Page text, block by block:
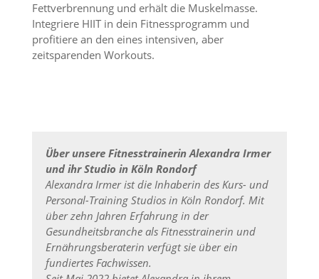
Fettverbrennung und erhält die Muskelmasse.
Integriere HIIT in dein Fitnessprogramm und
profitiere an den eines intensiven, aber
zeitsparenden Workouts.
Über unsere Fitnesstrainerin Alexandra Irmer
und ihr Studio in Köln Rondorf
Alexandra Irmer ist die Inhaberin des Kurs- und
Personal-Training Studios in Köln Rondorf. Mit
über zehn Jahren Erfahrung in der
Gesundheitsbranche als Fitnesstrainerin und
Ernährungsberaterin verfügt sie über ein
fundiertes Fachwissen.